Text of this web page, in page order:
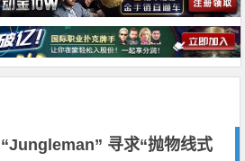
“Jungleman” 寻求“抛物线式